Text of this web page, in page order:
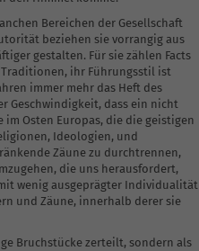
Bereichen der Gesellschaft
beziehen sie vorrangig aus
gestalten. Für sie zählen Facts
Traditionen, ihr Führungsstil ist
immer mehr das Heft des
Geschwindigkeit, dass ein nicht
Osten Europas, die die geistigen
Ideologien, und
Zäune zu durchtrennen,
die uns herausfordert,
wenig ausgeprägter Individualität
und Zäune, innerhalb derer sie
Bruchstücke zerteilt, sondern als